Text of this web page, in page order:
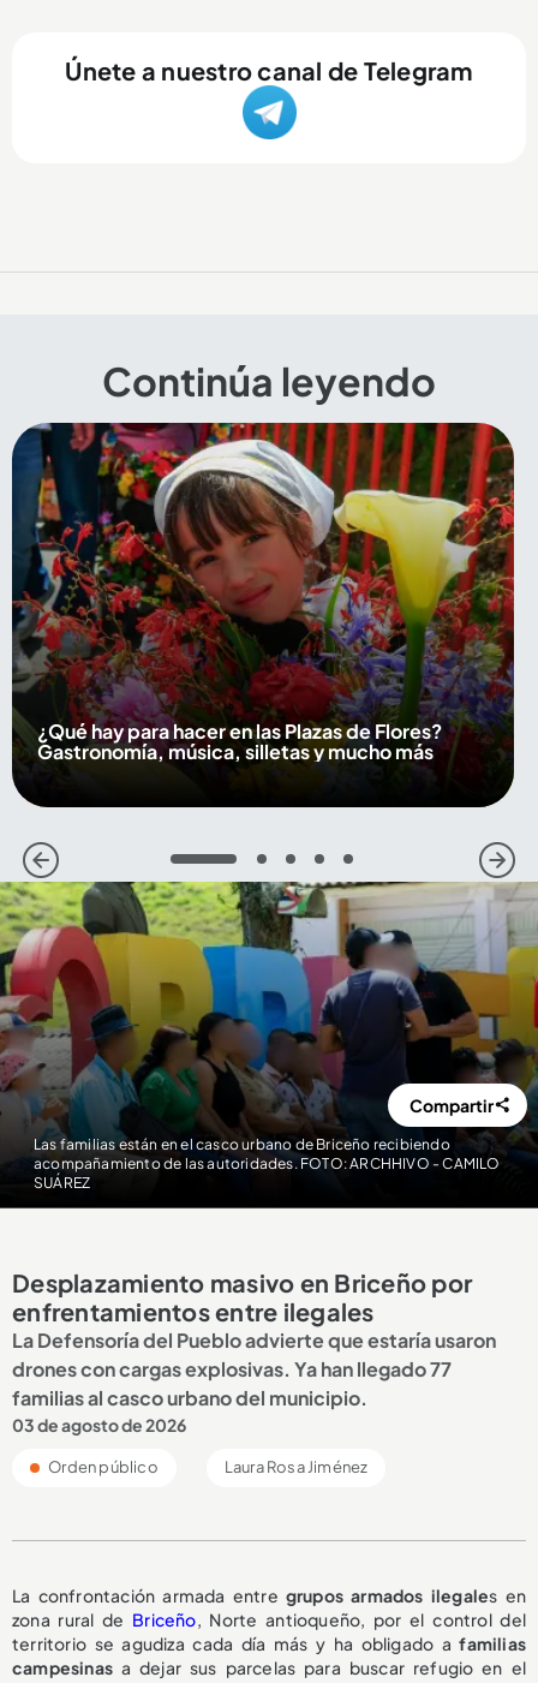
Únete a nuestro canal de Telegram
Continúa leyendo
¿Qué hay para hacer en las Plazas de Flores?
Gastronomía, música, silletas y mucho más
1 2 3 4 5
Las familias están en el casco urbano de Briceño recibiendo
acompañamiento de las autoridades. FOTO: ARCHHIVO - CAMILO
SUÁREZ
Compartir
Desplazamiento masivo en Briceño por
enfrentamientos entre ilegales
La Defensoría del Pueblo advierte que estaría usaron
drones con cargas explosivas. Ya han llegado 77
familias al casco urbano del municipio.
03 de agosto de 2026
Orden público Laura Rosa Jiménez
La confrontación armada entre grupos armados ilegales en
zona rural de Briceño, Norte antioqueño, por el control del
territorio se agudiza cada día más y ha obligado afamilias
campesinas a dejar sus parcelas para buscar refugio en el